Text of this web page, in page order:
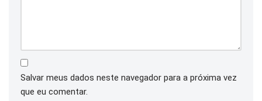
Salvar meus dados neste navegador para a próxima vez
que eu comentar.